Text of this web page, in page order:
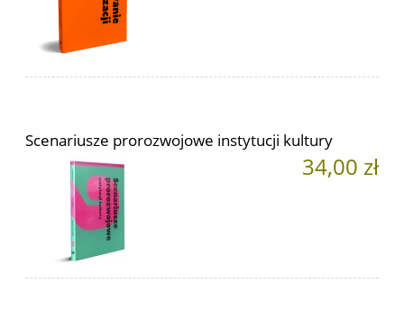
Scenariusze prorozwojowe instytucji kultury
34,00 zł